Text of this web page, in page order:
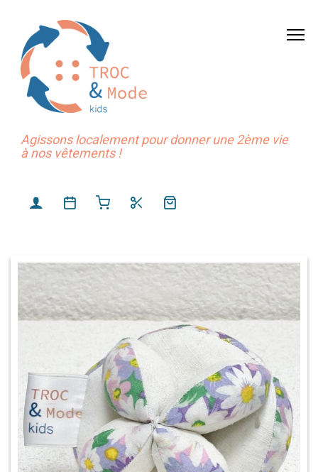
Agissons localement pour donner une 2ème vie
à nos vêtements !